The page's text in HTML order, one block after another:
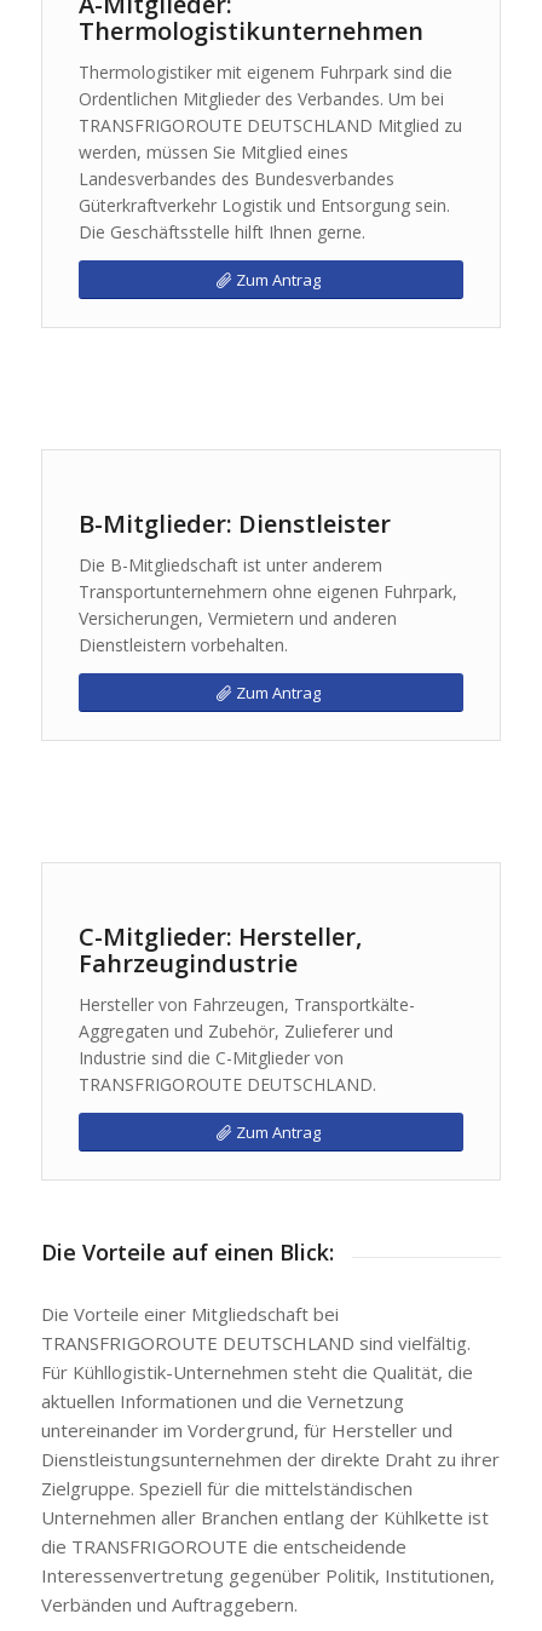
Thermologistikunternehmen
Thermologistiker mit eigenem Fuhrpark sind die
Ordentlichen Mitglieder des Verbandes. Um bei
TRANSFRIGOROUTE DEUTSCHLAND Mitglied zu
werden, müssen Sie Mitglied eines
Landesverbandes des Bundesverbandes
Güterkraftverkehr Logistik und Entsorgung sein.
Die Geschäftsstelle hilft Ihnen gerne.
Zum Antrag
B-Mitglieder: Dienstleister
Die B-Mitgliedschaft ist unter anderem
Transportunternehmern ohne eigenen Fuhrpark,
Versicherungen, Vermietern und anderen
Dienstleistern vorbehalten.
Zum Antrag
C-Mitglieder: Hersteller,
Fahrzeugindustrie
Hersteller von Fahrzeugen, Transportkälte-
Aggregaten und Zubehör, Zulieferer und
Industrie sind die C-Mitglieder von
TRANSFRIGOROUTE DEUTSCHLAND.
Zum Antrag
Die Vorteile auf einen Blick:
Die Vorteile einer Mitgliedschaft bei
TRANSFRIGOROUTE DEUTSCHLAND sind vielfältig.
Für Kühllogistik-Unternehmen steht die Qualität, die
aktuellen Informationen und die Vernetzung
untereinander im Vordergrund, für Hersteller und
Dienstleistungsunternehmen der direkte Draht zu ihrer
Zielgruppe. Speziell für die mittelständischen
Unternehmen aller Branchen entlang der Kühlkette ist
die TRANSFRIGOROUTE die entscheidende
Interessenvertretung gegenüber Politik, Institutionen,
Verbänden und Auftraggebern.